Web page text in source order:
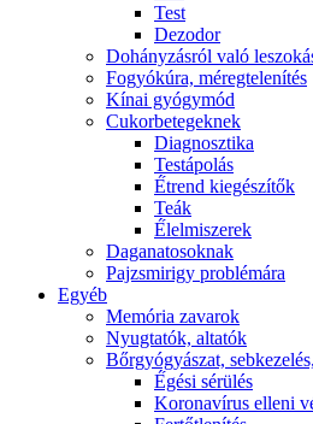
Test
Dezodor
Dohányzásról való
Fogyókúra, méregtelenítés
Kínai gyógymód
Cukorbetegeknek
Diagnosztika
Testápolás
É́trend kiegészítők
Teák
É́lelmiszerek
Daganatosoknak
Pajzsmirigy problémára
Egyéb
Memória zavarok
Nyugtatók, altatók
Bőrgyógyászat,
É́gési sérülés
Koronavírus elleni